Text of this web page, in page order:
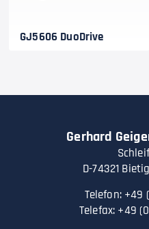
GJ5606 DuoDrive
Gerhard
D-74321
Telefon: +49
Telefax: +49